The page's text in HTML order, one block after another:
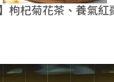
枸杞菊花茶、養氣